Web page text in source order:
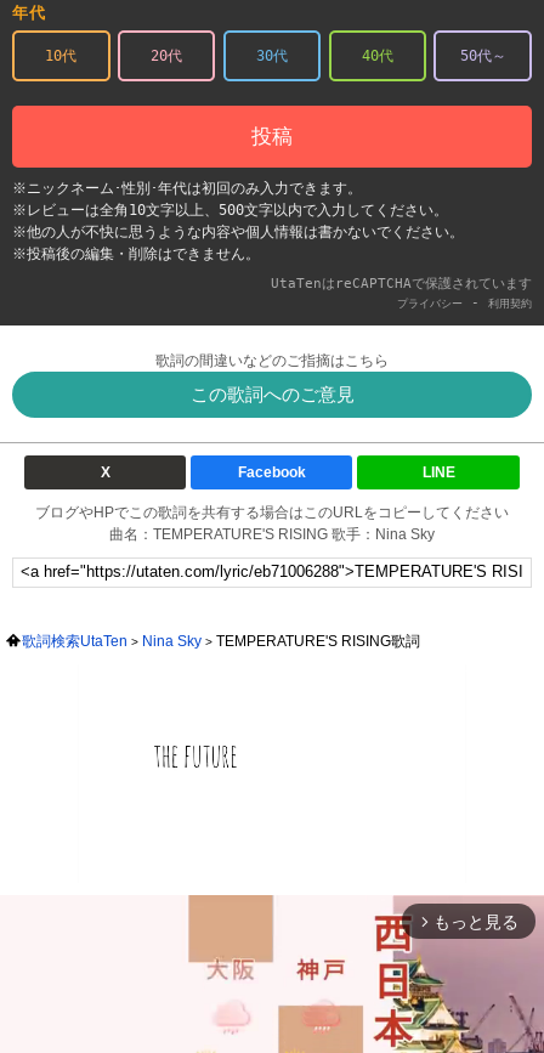
年代
10代 20代 30代 40代 50代～
投稿
※ニックネーム･性別･年代は初回のみ入力できます。
※レビューは全角10文字以上、500文字以内で入力してください。
※他の人が不快に思うような内容や個人情報は書かないでください。
※投稿後の編集・削除はできません。
UtaTenはreCAPTCHAで保護されています
プライバシー - 利用契約
歌詞の間違いなどのご指摘はこちら
この歌詞へのご意見
X Facebook LINE
ブログやHPでこの歌詞を共有する場合はこのURLをコピーしてください
曲名：TEMPERATURE'S RISING 歌手：Nina Sky
歌詞検索UtaTen Nina Sky TEMPERATURE'S RISING歌詞
arrow_forward_ios もっと見る